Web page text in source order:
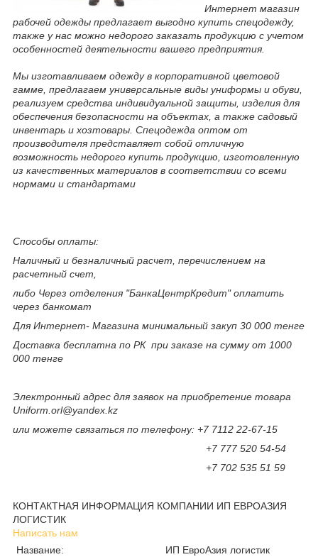
Интернет магазин
рабочей одежды предлагает выгодно купить спецодежду,
также у нас можно недорого заказать продукцию с учетом
особенностей деятельности вашего предприятия.
Мы изготавливаем одежду в корпоративной цветовой
гамме, предлагаем универсальные виды униформы и обуви,
реализуем средства индивидуальной защиты, изделия для
обеспечения безопасности на объектах, а также садовый
инвентарь и хозтовары. Спецодежда оптом от
производителя представляет собой отличную
возможность недорого купить продукцию, изготовленную
из качественных материалов в соответствии со всеми
нормами и стандартами
Способы оплаты:
Наличный и безналичный расчет, перечислением на
расчетный счет,
либо Через отделения "БанкаЦентрКредит" оплатить
через банкомат
Для Интернет- Магазина минимальный закуп 30 000 тенге
Доставка бесплатна по РК при заказе на сумму от 1000
000 тенге
Электронный адрес для заявок на приобретение товара
Uniform.orl@yandex.kz
или можете связаться по телефону: +7 7112 22-67-15
+7 777 520 54-54
+7 702 535 51 59
КОНТАКТНАЯ ИНФОРМАЦИЯ КОМПАНИИ ИП ЕВРОАЗИЯ
ЛОГИСТИК
Написать нам
Название:
ИП ЕвроАзия логистик